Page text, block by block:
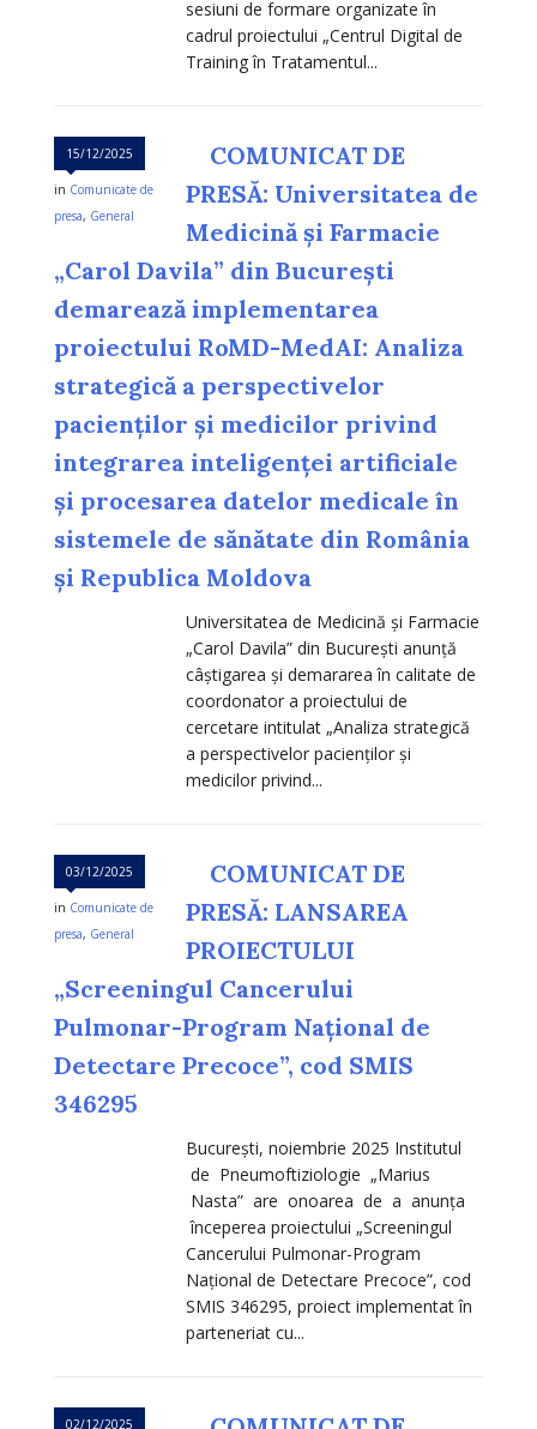
sesiuni de formare organizate în
cadrul proiectului „Centrul Digital de
Training în Tratamentul...
15/12/2025
in Comunicate de
presa, General
COMUNICAT DE
PRESĂ: Universitatea de
Medicină și Farmacie
„Carol Davila” din București
demarează implementarea
proiectului RoMD-MedAI: Analiza
strategică a perspectivelor
pacienților și medicilor privind
integrarea inteligenței artificiale
și procesarea datelor medicale în
sistemele de sănătate din România
și Republica Moldova
Universitatea de Medicină și Farmacie
„Carol Davila” din București anunță
câștigarea și demararea în calitate de
coordonator a proiectului de
cercetare intitulat „Analiza strategică
a perspectivelor pacienților și
medicilor privind...
03/12/2025
in Comunicate de
presa, General
COMUNICAT DE
PRESĂ: LANSAREA
PROIECTULUI
„Screeningul Cancerului
Pulmonar-Program Național de
Detectare Precoce”, cod SMIS
346295
București, noiembrie 2025 Institutul
de Pneumoftiziologie „Marius
Nasta” are onoarea de a anunța
începerea proiectului „Screeningul
Cancerului Pulmonar-Program
Național de Detectare Precoce”, cod
SMIS 346295, proiect implementat în
parteneriat cu...
02/12/2025